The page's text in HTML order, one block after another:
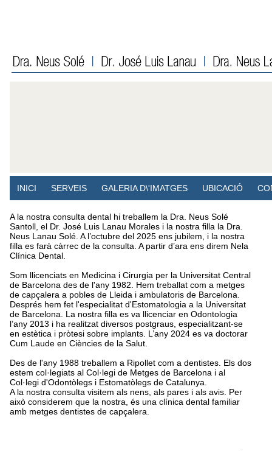
INICI SERVEIS GALERIA D\'IMATGES UBICACIÓ
A la nostra consulta dental hi treballem la Dra. Neus Solé
Santoll, el Dr. José Luis Lanau Morales i la nostra filla la Dra.
Neus Lanau Solé. A l’octubre del 2025 ens jubilem, i la nostra
filla es farà càrrec de la consulta. A partir d’ara ens direm Nela
Clínica Dental.
Som llicenciats en Medicina i Cirurgia per la Universitat Central
de Barcelona des de l'any 1982. Hem treballat com a metges
de capçalera a pobles de Lleida i ambulatoris de Barcelona.
Després hem fet l'especialitat d'Estomatologia a la Universitat
de Barcelona. La nostra filla es va llicenciar en Odontologia
l’any 2013 i ha realitzat diversos postgraus, especialitzant-se
en estètica i pròtesi sobre implants. L’any 2024 es va doctorar
Cum Laude en Ciències de la Salut.
Des de l'any 1988 treballem a Ripollet com a dentistes. Els dos
estem col·legiats al Col·legi de Metges de Barcelona i al
Col·legi d'Odontòlegs i Estomatòlegs de Catalunya.
A la nostra consulta visitem als nens, als pares i als avis. Per
això considerem que la nostra, és una clínica dental familiar
amb metges dentistes de capçalera.